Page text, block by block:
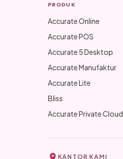
PRODUK
Accurate Online
Accurate POS
Accurate 5 Desktop
Accurate Manufaktur
Accurate Lite
Bliss
Accurate Private Cloud
KANTOR KAMI